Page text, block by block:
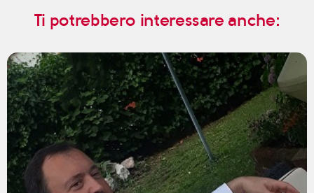
Ti potrebbero interessare anche: